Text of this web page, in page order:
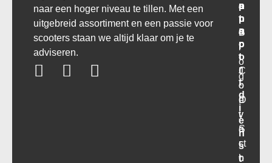
naar een hoger niveau te tillen. Met een
uitgebreid assortiment en een passie voor
scooters staan we altijd klaar om je te
adviseren.
a
n
s
p
o
r
t
d
i
e
n
s
t
e
r
B
l
o
g
O
v
e
r
o
p
p
o
r
t
C
o
n
t
a
ct
n
t
a
c
t
J
o
e
y
S
c
h